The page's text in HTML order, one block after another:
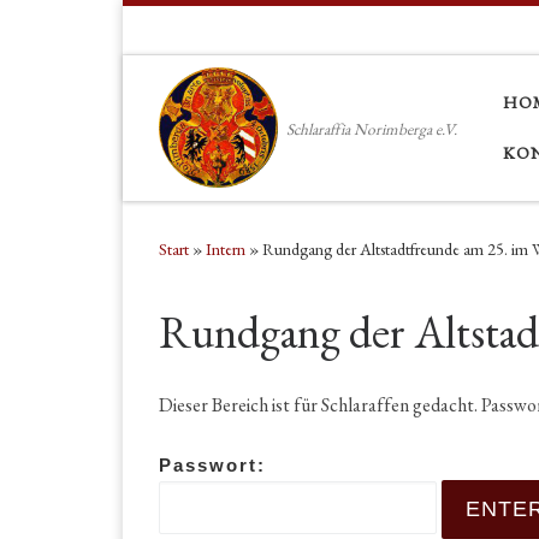
Schlaraffia Norimberga e.V.
Start »Intern »Rundgang der Altstadtfreunde am 25. im
Rundgang der
Dieser Bereich ist für Schlaraffen gedacht.
Passwort: